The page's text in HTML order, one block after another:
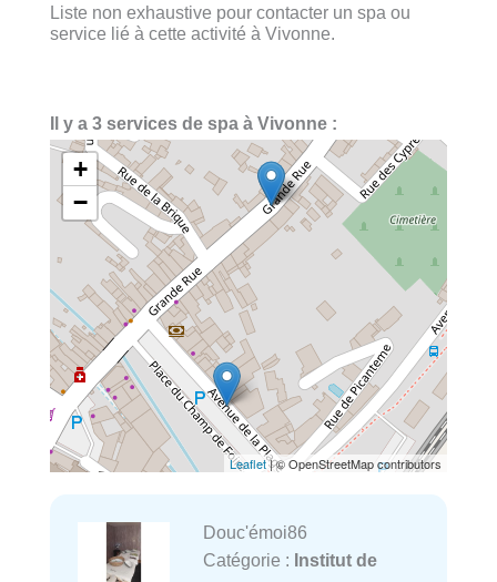
Liste non exhaustive pour contacter un spa ou
service lié à cette activité à Vivonne.
Il y a 3 services de spa à Vivonne :
+
−
Leaflet| © OpenStreetMap contributors
Douc'émoi86
Catégorie : Institut de